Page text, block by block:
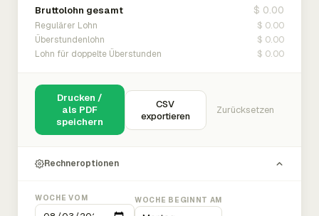
Bruttolohn gesamt $ 0.00
Regulärer Lohn $ 0.00
Überstundenlohn $ 0.00
Lohn für doppelte Überstunden $ 0.00
Drucken /
als PDF
speichern
CSV
exportieren
Zurücksetzen
Rechneroptionen
WOCHE VOM WOCHE BEGINNT AM